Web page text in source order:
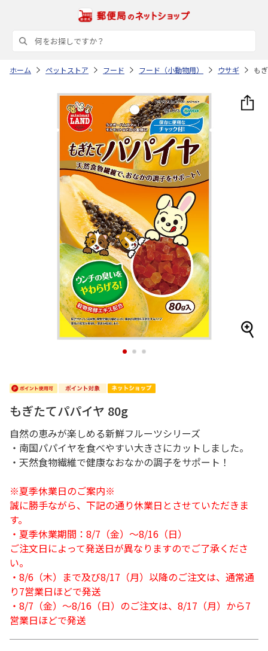
ホーム ペットストア フード フード（小動物用） ウサギ も
1 2 3
もぎたてパパイヤ 80g
自然の恵みが楽しめる新鮮フルーツシリーズ
・南国パパイヤを食べやすい大きさにカットしました。
・天然食物繊維で健康なおなかの調子をサポート！
※夏季休業日のご案内※
誠に勝手ながら、下記の通り休業日とさせていただきま
す。
・夏季休業期間：8/7（金）～8/16（日）
ご注文日によって発送日が異なりますのでご了承くださ
い。
・8/6（木）まで及び8/17（月）以降のご注文は、通常通
り7営業日ほどで発送
・8/7（金）～8/16（日）のご注文は、8/17（月）から7
営業日ほどで発送